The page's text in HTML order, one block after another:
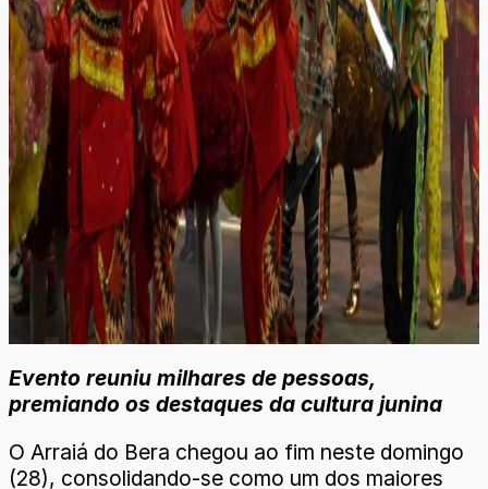
Evento reuniu milhares de pessoas,
premiando os destaques da cultura junina
O Arraiá do Bera chegou ao fim neste domingo
(28), consolidando-se como um dos maiores